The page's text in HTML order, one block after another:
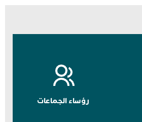
رؤساء الجماعات